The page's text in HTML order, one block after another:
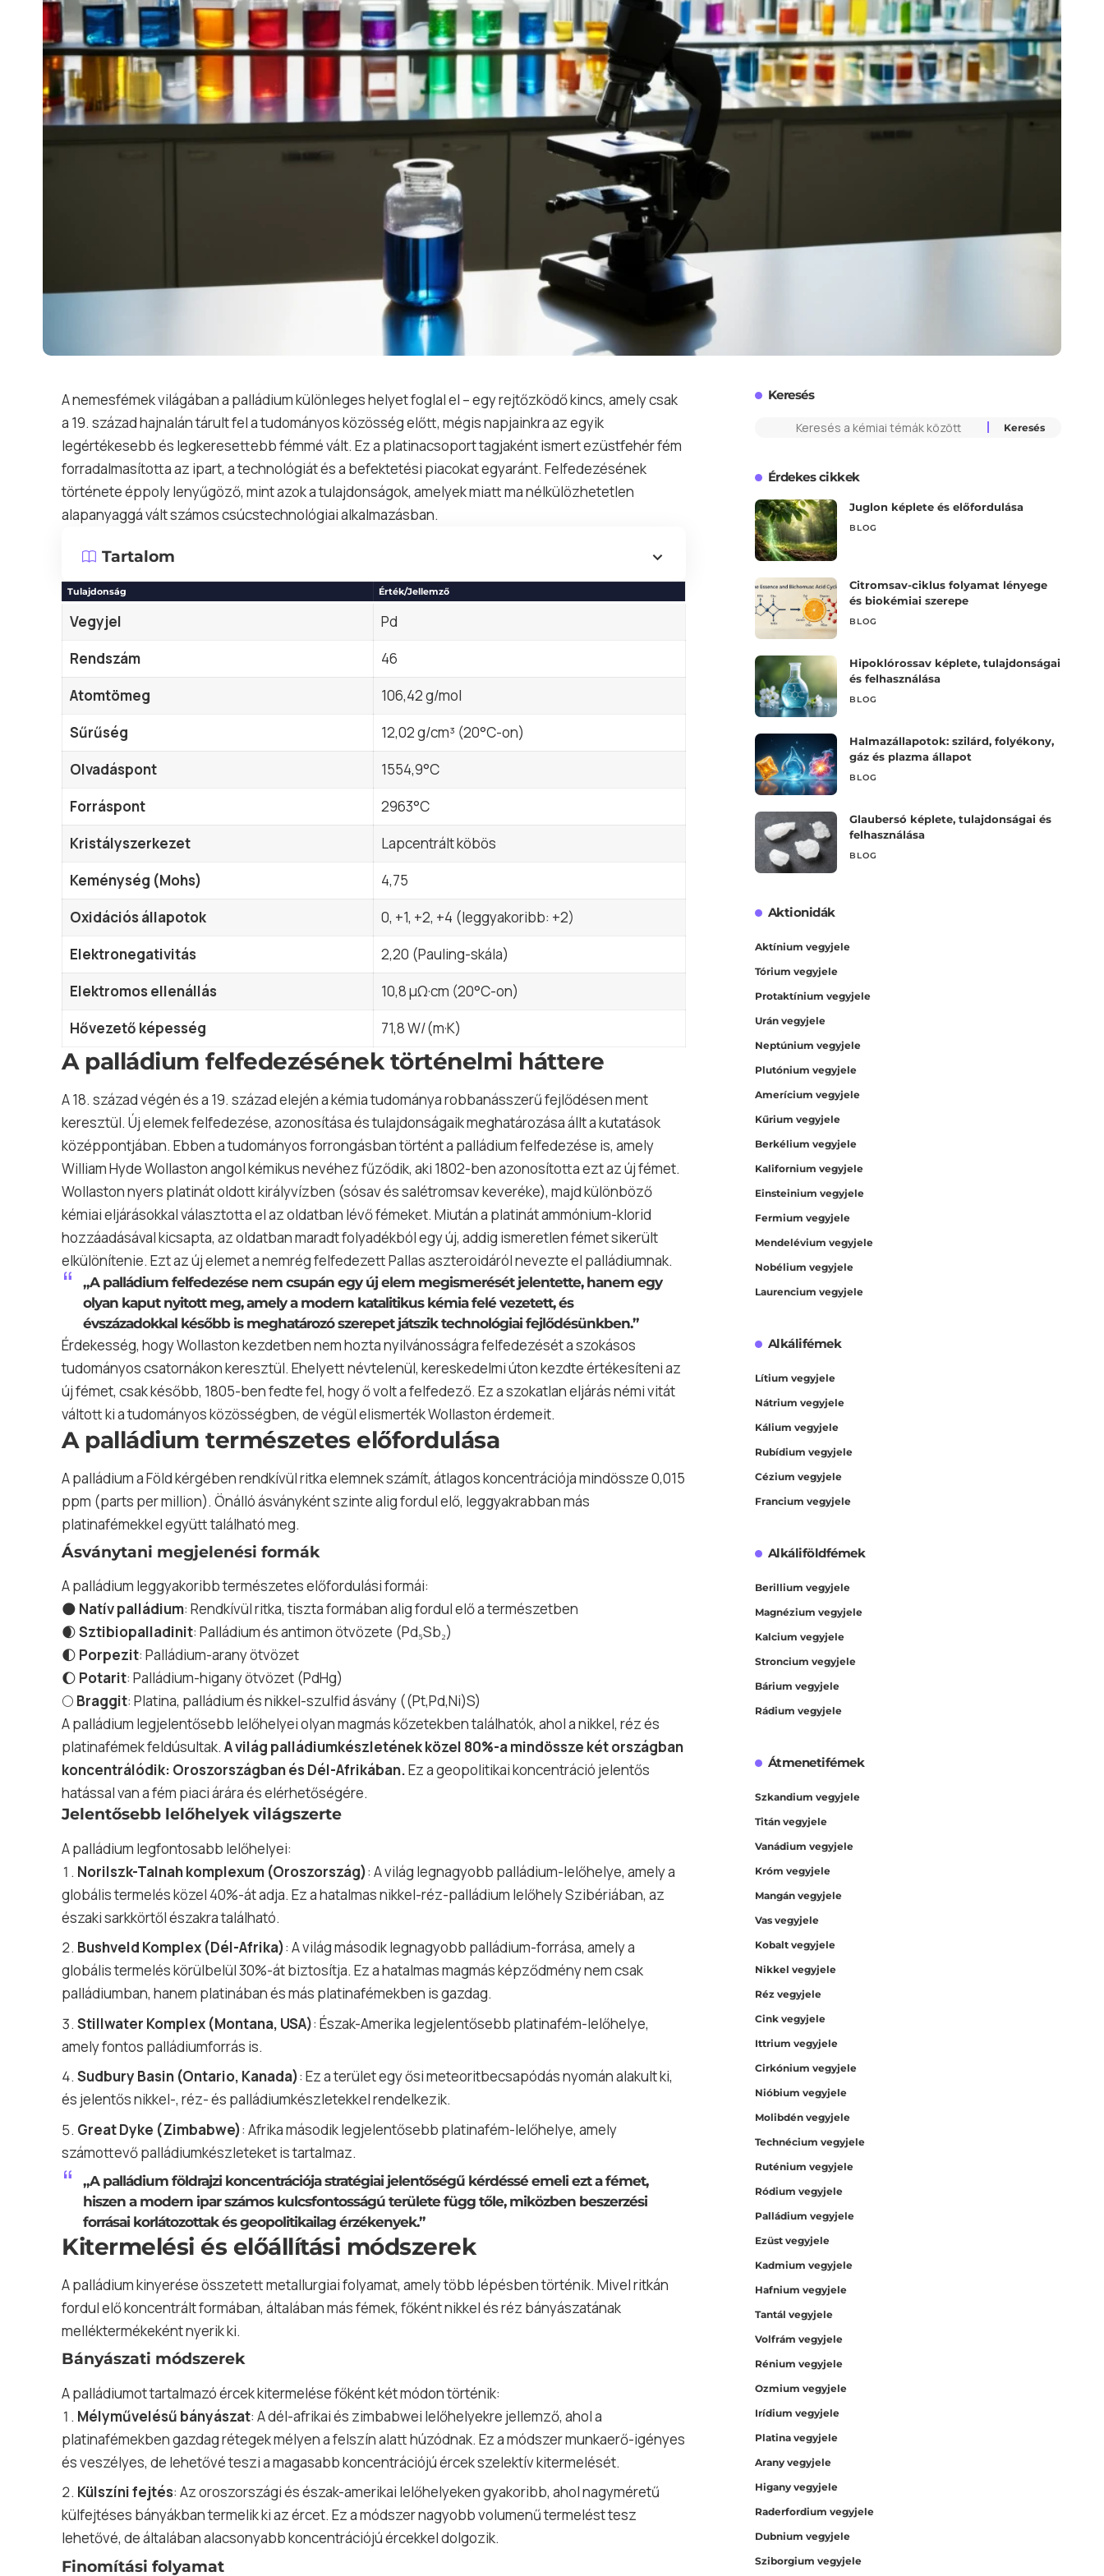
A nemesfémek világában a palládium különleges helyet foglal el – egy rejtőzködő kincs, amely csak
a 19. század hajnalán tárult fel a tudományos közösség előtt, mégis napjainkra az egyik
legértékesebb és legkeresettebb fémmé vált. Ez a platinacsoport tagjaként ismert ezüstfehér fém
forradalmasította az ipart, a technológiát és a befektetési piacokat egyaránt. Felfedezésének
története éppoly lenyűgöző, mint azok a tulajdonságok, amelyek miatt ma nélkülözhetetlen
alapanyaggá vált számos csúcstechnológiai alkalmazásban.
Tartalom
Tulajdonság Érték/Jellemző
Vegyjel
Pd
Rendszám
46
Atomtömeg
106,42 g/mol
Sűrűség
12,02 g/cm³ (20°C-on)
Olvadáspont
1554,9°C
Forráspont
2963°C
Kristályszerkezet
Lapcentrált köbös
Keménység (Mohs)
4,75
Oxidációs állapotok
0, +1, +2, +4 (leggyakoribb: +2)
Elektronegativitás
2,20 (Pauling-skála)
Elektromos ellenállás
10,8 μΩ·cm (20°C-on)
Hővezető képesség
71,8 W/(m·K)
A palládium felfedezésének történelmi háttere
A 18. század végén és a 19. század elején a kémia tudománya robbanásszerű fejlődésen ment
keresztül. Új elemek felfedezése, azonosítása és tulajdonságaik meghatározása állt a kutatások
középpontjában. Ebben a tudományos forrongásban történt a palládium felfedezése is, amely
William Hyde Wollaston angol kémikus nevéhez fűződik, aki 1802-ben azonosította ezt az új fémet.
Wollaston nyers platinát oldott királyvízben (sósav és salétromsav keveréke), majd különböző
kémiai eljárásokkal választotta el az oldatban lévő fémeket. Miután a platinát ammónium-klorid
hozzáadásával kicsapta, az oldatban maradt folyadékból egy új, addig ismeretlen fémet sikerült
elkülönítenie. Ezt az új elemet a nemrég felfedezett Pallas aszteroidáról nevezte el palládiumnak.
„A palládium felfedezése nem csupán egy újelemmegismerését jelentette, hanem egy
olyan kaput nyitott meg, amely a modern katalitikus kémia felé vezetett, és
évszázadokkal később is meghatározó szerepet játszik technológiai fejlődésünkben.”
Érdekesség, hogy Wollaston kezdetben nem hozta nyilvánosságra felfedezését a szokásos
tudományos csatornákon keresztül. Ehelyett névtelenül, kereskedelmi úton kezdte értékesíteni az
új fémet, csak később, 1805-ben fedte fel, hogy ő volt a felfedező. Ez a szokatlan eljárás némi vitát
váltott ki a tudományos közösségben, de végül elismerték Wollaston érdemeit.
A palládium természetes előfordulása
A palládium a Föld kérgében rendkívül ritka elemnek számít, átlagos koncentrációja mindössze 0,015
ppm (parts per million). Önálló ásványként szinte alig fordul elő, leggyakrabban más
platinafémekkel együtt található meg.
Ásványtani megjelenési formák
A palládium leggyakoribb természetes előfordulási formái:
🌑 Natív palládium: Rendkívül ritka, tiszta formában alig fordul elő a természetben
🌒Sztibiopalladinit: Palládium és antimon ötvözete (Pd₅Sb₂)
🌓 Porpezit: Palládium-arany ötvözet
🌔 Potarit: Palládium-higany ötvözet (PdHg)
🌕 Braggit:Platina, palládium és nikkel-szulfid ásvány ((Pt,Pd,Ni)S)
A palládium legjelentősebb lelőhelyei olyan magmás kőzetekben találhatók, ahol a nikkel, réz és
platinafémek feldúsultak.A világ palládiumkészletének közel 80%-a mindössze két országban
koncentrálódik: Oroszországban és Dél-Afrikában.Ez a geopolitikai koncentráció jelentős
hatással van a fém piaci árára és elérhetőségére.
Jelentősebb lelőhelyek világszerte
A palládium legfontosabb lelőhelyei:
Norilszk-Talnah komplexum (Oroszország): A világ legnagyobb palládium-lelőhelye, amely a
globális termelés közel 40%-át adja. Ez a hatalmas nikkel-réz-palládium lelőhely Szibériában, az
északi sarkkörtől északra található.
Bushveld Komplex (Dél-Afrika): A világ második legnagyobb palládium-forrása, amely a
globális termelés körülbelül 30%-át biztosítja. Ez a hatalmas magmás képződmény nem csak
palládiumban, hanem platinában és más platinafémekben is gazdag.
Stillwater Komplex (Montana, USA): Észak-Amerika legjelentősebb platinafém-lelőhelye,
amely fontos palládiumforrás is.
Sudbury Basin (Ontario, Kanada): Ez a terület egy ősi meteoritbecsapódás nyomán alakult ki,
és jelentős nikkel-, réz- és palládiumkészletekkel rendelkezik.
Great Dyke (Zimbabwe): Afrika második legjelentősebb platinafém-lelőhelye, amely
számottevő palládiumkészleteket is tartalmaz.
„A palládium földrajzi koncentrációja stratégiai jelentőségű kérdéssé emeli ezt a fémet,
hiszen a modern ipar számos kulcsfontosságú területe függ tőle, miközben beszerzési
forrásai korlátozottak és geopolitikailag érzékenyek.”
Kitermelési és előállítási módszerek
A palládium kinyerése összetett metallurgiai folyamat, amely több lépésben történik. Mivel ritkán
fordul elő koncentrált formában, általában más fémek, főként nikkel és réz bányászatának
melléktermékeként nyerik ki.
Bányászati módszerek
A palládiumot tartalmazó ércek kitermelése főként két módon történik:
Mélyművelésű bányászat: A dél-afrikai és zimbabwei lelőhelyekre jellemző, ahol a
platinafémekben gazdag rétegek mélyen a felszín alatt húzódnak. Ez a módszer munkaerő-igényes
és veszélyes, de lehetővé teszi a magasabb koncentrációjú ércek szelektív kitermelését.
Külszíni fejtés: Az oroszországi és észak-amerikai lelőhelyeken gyakoribb, ahol nagyméretű
külfejtéses bányákban termelik ki az ércet. Ez a módszer nagyobb volumenű termelést tesz
lehetővé, de általában alacsonyabb koncentrációjú ércekkel dolgozik.
Finomítási folyamat
Keresés
Érdekes cikkek
Juglon képlete és előfordulása
BLOG
Citromsav-ciklus folyamat lényege
és biokémiai szerepe
BLOG
Hipoklórossav képlete, tulajdonságai
és felhasználása
BLOG
Halmazállapotok: szilárd, folyékony,
gáz és plazma állapot
BLOG
Glaubersó képlete, tulajdonságai és
felhasználása
BLOG
Aktionidák
Aktínium vegyjele
Tórium vegyjele
Protaktínium vegyjele
Urán vegyjele
Neptúnium vegyjele
Plutónium vegyjele
Amerícium vegyjele
Kűrium vegyjele
Berkélium vegyjele
Kalifornium vegyjele
Einsteinium vegyjele
Fermium vegyjele
Mendelévium vegyjele
Nobélium vegyjele
Laurencium vegyjele
Alkálifémek
Lítium vegyjele
Nátrium vegyjele
Kálium vegyjele
Rubídium vegyjele
Cézium vegyjele
Francium vegyjele
Alkáliföldfémek
Berillium vegyjele
Magnézium vegyjele
Kalcium vegyjele
Stroncium vegyjele
Bárium vegyjele
Rádium vegyjele
Átmenetifémek
Szkandium vegyjele
Titán vegyjele
Vanádium vegyjele
Króm vegyjele
Mangán vegyjele
Vas vegyjele
Kobalt vegyjele
Nikkel vegyjele
Réz vegyjele
Cink vegyjele
Ittrium vegyjele
Cirkónium vegyjele
Nióbium vegyjele
Molibdén vegyjele
Technécium vegyjele
Ruténium vegyjele
Ródium vegyjele
Palládium vegyjele
Ezüst vegyjele
Kadmium vegyjele
Hafnium vegyjele
Tantál vegyjele
Volfrám vegyjele
Rénium vegyjele
Ozmium vegyjele
Irídium vegyjele
Platina vegyjele
Arany vegyjele
Higany vegyjele
Raderfordium vegyjele
Dubnium vegyjele
Sziborgium vegyjele